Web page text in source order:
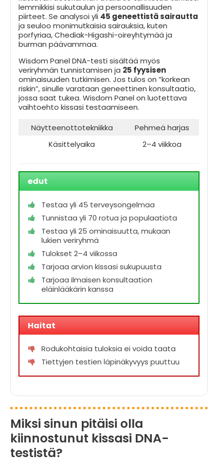
lemmikkisi sukutaulun ja persoonallisuuden
piirteet. Se analysoi yli 45 geneettistä sairautta
ja seuloo monimutkaisia sairauksia, kuten
porfyriaa, Chediak-Higashi-oireyhtymää ja
burman päävammaa.
Wisdom Panel DNA-testi sisältää myös
veriryhmän tunnistamisen ja 25 fyysisen
ominaisuuden tutkimisen. Jos tulos on ”korkean
riskin”, sinulle varataan geneettinen konsultaatio,
jossa saat tukea. Wisdom Panel on luotettava
vaihtoehto kissasi testaamiseen.
Näytteenottotekniikka
Pehmeä harjas
Käsittelyaika
2–4 viikkoa
edut
Testaa yli 45 terveysongelmaa
Tunnistaa yli 70 rotua ja populaatiota
Testaa yli 25 ominaisuutta, mukaan
lukien veriryhmä
Tulokset 2–4 viikossa
Tarjoaa arvion kissasi sukupuusta
Tarjoaa ilmaisen konsultaation
eläinlääkärin kanssa
Haitat
Rodukohtaisia tuloksia ei voida taata
Tiettyjen testien läpinäkyvyys puuttuu
Miksi sinun pitäisi olla
kiinnostunut kissasi DNA-
testistä?